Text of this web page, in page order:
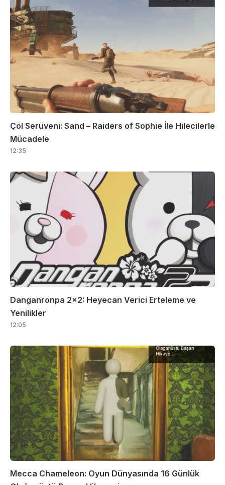
Çöl Serüveni: Sand – Raiders of Sophie İle Hilecilerle
Mücadele
12:35
Danganronpa 2×2: Heyecan Verici Erteleme ve
Yenilikler
12:05
Mecca Chameleon: Oyun Dünyasında 16 Günlük